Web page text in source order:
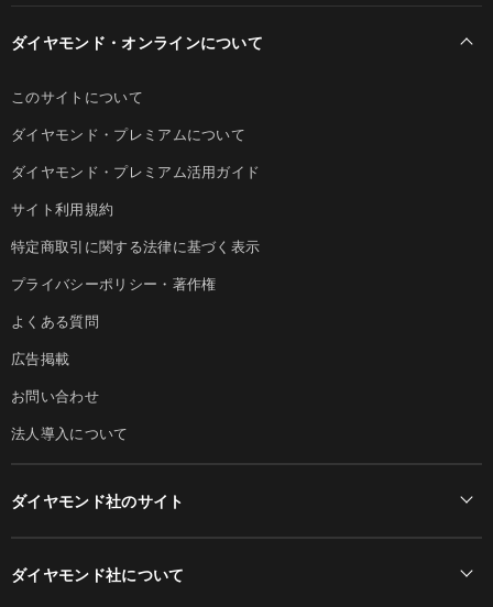
ダイヤモンド・オンラインについて
このサイトについて
ダイヤモンド・プレミアムについて
ダイヤモンド・プレミアム活用ガイド
サイト利用規約
特定商取引に関する法律に基づく表示
プライバシーポリシー・著作権
よくある質問
広告掲載
お問い合わせ
法人導入について
ダイヤモンド社のサイト
ダイヤモンド社について